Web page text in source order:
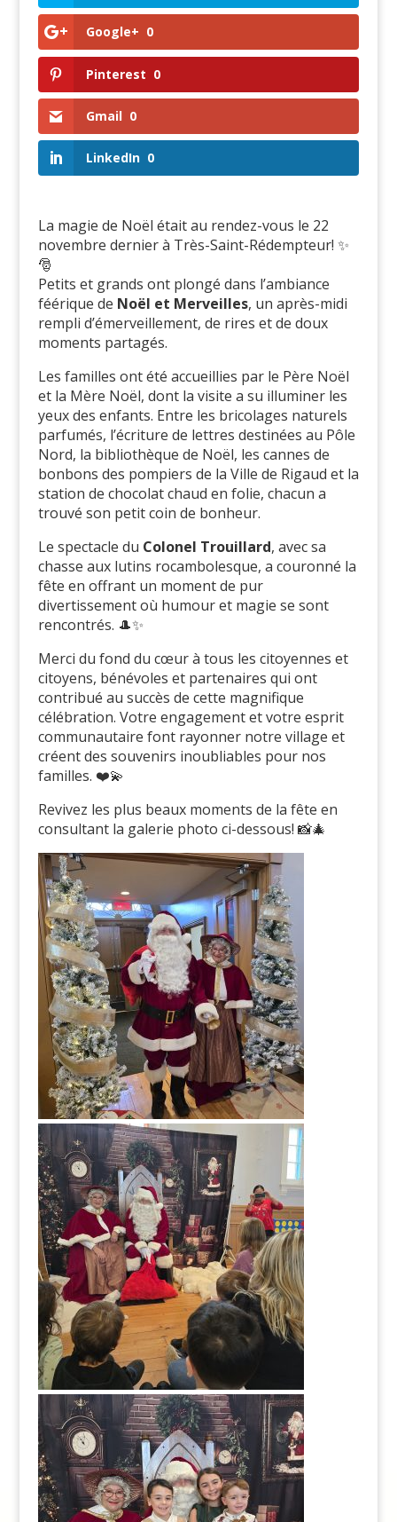
Google+ 0
Pinterest 0
Gmail 0
LinkedIn 0
La magie de Noël était au rendez-vous le 22
novembre dernier à Très-Saint-Rédempteur! ✨
🎅
Petits et grands ont plongé dans l’ambiance
féérique de Noël et Merveilles, un après-midi
rempli d’émerveillement, de rires et de doux
moments partagés.
Les familles ont été accueillies par le Père Noël
et la Mère Noël, dont la visite a su illuminer les
yeux des enfants. Entre les bricolages naturels
parfumés, l’écriture de lettres destinées au Pôle
Nord, la bibliothèque de Noël, les cannes de
bonbons des pompiers de la Ville de Rigaud et la
station de chocolat chaud en folie, chacun a
trouvé son petit coin de bonheur.
Le spectacle du Colonel Trouillard, avec sa
chasse aux lutins rocambolesque, a couronné la
fête en offrant un moment de pur
divertissement où humour et magie se sont
rencontrés. 🎩✨
Merci du fond du cœur à tous les citoyennes et
citoyens, bénévoles et partenaires qui ont
contribué au succès de cette magnifique
célébration. Votre engagement et votre esprit
communautaire font rayonner notre village et
créent des souvenirs inoubliables pour nos
familles. ❤️💫
Revivez les plus beaux moments de la fête en
consultant la galerie photo ci-dessous! 📸🎄